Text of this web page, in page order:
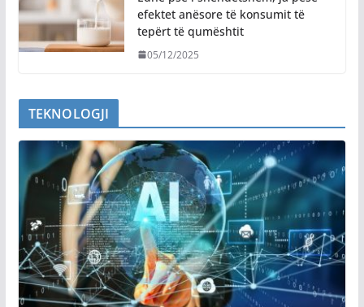
efektet anësore të konsumit të
tepërt të qumështit
05/12/2025
TEKNOLOGJI